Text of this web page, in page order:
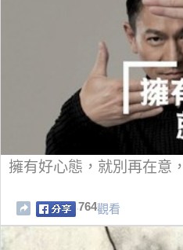
擁有好心態，就別再在意
764觀看